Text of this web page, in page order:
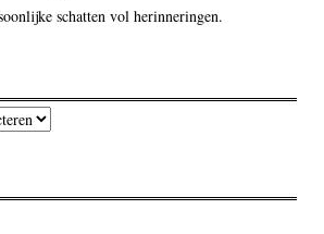
schatten vol herinneringen.